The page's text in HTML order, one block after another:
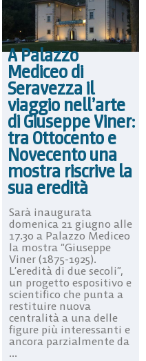
A Palazzo
Mediceo di
Seravezza il
viaggio nell’arte
di Giuseppe Viner:
tra Ottocento e
Novecento una
mostra riscrive la
sua eredità
Sarà inaugurata
domenica 21 giugno alle
17.30 a Palazzo Mediceo
la mostra “Giuseppe
Viner (1875-1925).
L’eredità di due secoli”,
un progetto espositivo e
scientifico che punta a
restituire nuova
centralità a una delle
figure più interessanti e
ancora parzialmente da
...